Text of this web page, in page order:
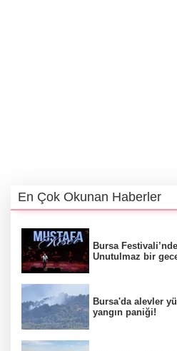
En Çok Okunan Haberler
Bursa
Unutulmaz bir
Bursa'da alevler
yangın paniği!